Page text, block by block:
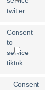
twitter
Consent
to
service
tiktok
Consent